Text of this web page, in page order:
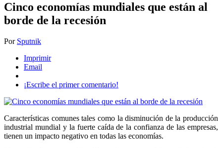
Cinco economías mundiales que están al
borde de la recesión
Por Sputnik
Imprimir
Email
¡Escribe el primer comentario!
Características comunes tales como la disminución de la producción
industrial mundial y la fuerte caída de la confianza de las empresas,
tienen un impacto negativo en todas las economías.